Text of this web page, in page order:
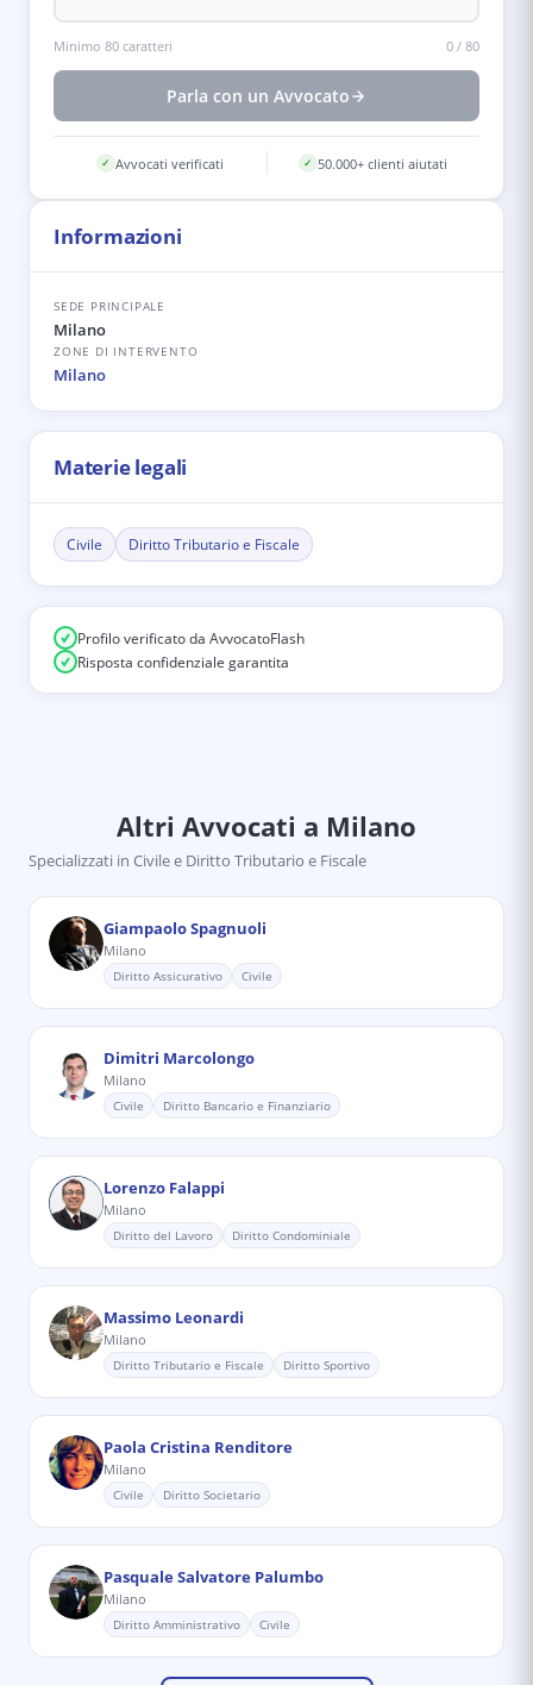
Minimo 80 caratteri 0 / 80
Parla con un Avvocato
✓ Avvocati verificati ✓ 50.000+ clienti aiutati
Informazioni
SEDE PRINCIPALE
Milano
ZONE DI INTERVENTO
Milano
Materie legali
Civile Diritto Tributario e Fiscale
Profilo verificato da AvvocatoFlash
Risposta confidenziale garantita
Altri Avvocati a Milano
Specializzati in Civile e Diritto Tributario e Fiscale
Giampaolo Spagnuoli
Milano
Diritto Assicurativo Civile
Dimitri Marcolongo
Milano
Civile Diritto Bancario e Finanziario
Lorenzo Falappi
Milano
Diritto del Lavoro Diritto Condominiale
Massimo Leonardi
Milano
Diritto Tributario e Fiscale Diritto Sportivo
Paola Cristina Renditore
Milano
Civile Diritto Societario
Pasquale Salvatore Palumbo
Milano
Diritto Amministrativo Civile